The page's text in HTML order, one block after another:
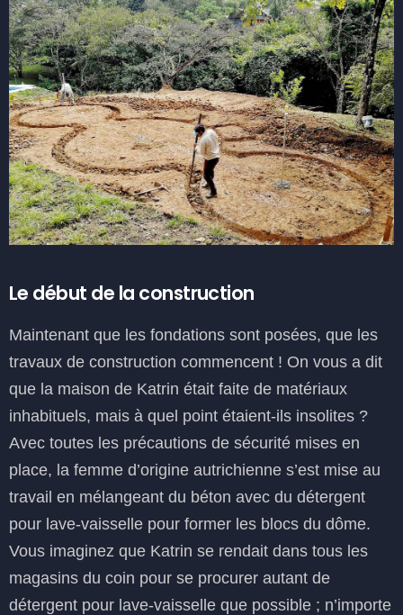
Le début de la construction
Maintenant que les fondations sont posées, que les
travaux de construction commencent ! On vous a dit
que la maison de Katrin était faite de matériaux
inhabituels, mais à quel point étaient-ils insolites ?
Avec toutes les précautions de sécurité mises en
place, la femme d’origine autrichienne s’est mise au
travail en mélangeant du béton avec du détergent
pour lave-vaisselle pour former les blocs du dôme.
Vous imaginez que Katrin se rendait dans tous les
magasins du coin pour se procurer autant de
détergent pour lave-vaisselle que possible ; n’importe